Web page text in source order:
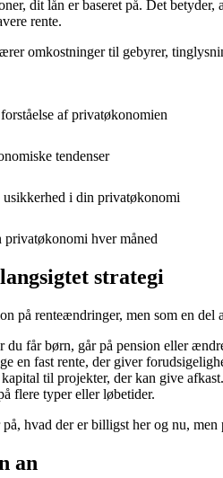
dit lån er baseret på. Det
rente.
omkostninger til gebyrer,
af privatøkonomien
tendenser
i din privatøkonomi
privatøkonomi hver måned
strategi
på renteændringer, men som en del
du får børn, går på pension eller
en fast rente, der giver
til projekter, der kan give afkast.
flere typer eller løbetider.
hvad der er billigst her og nu,
an